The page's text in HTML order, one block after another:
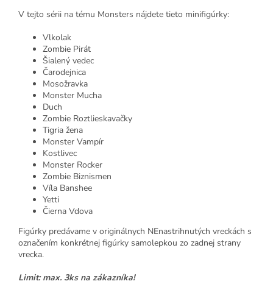
V tejto sérii na tému Monsters nájdete tieto minifigúrky:
Vlkolak
Zombie Pirát
Šialený vedec
Čarodejnica
Mosožravka
Monster Mucha
Duch
Zombie Roztlieskavačky
Tigria žena
Monster Vampír
Kostlivec
Monster Rocker
Zombie Biznismen
Víla Banshee
Yetti
Čierna Vdova
Figúrky predávame v originálnych NEnastrihnutých vreckách s
označením konkrétnej figúrky samolepkou zo zadnej strany
vrecka.
Limit: max. 3ks na zákazníka!